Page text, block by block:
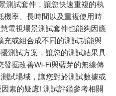
測試套件，讓您快速重複的執
機率、長時間以及重複使用時
電視場景測試套件也能夠因應
充或組合成不同的測試功能與
測試方案，讓您的測試結果具
發掘改善Wi-Fi與藍芽的無線傳
試場域，讓您對於測試數據或
素的疑慮! 測試評鑑參考相關